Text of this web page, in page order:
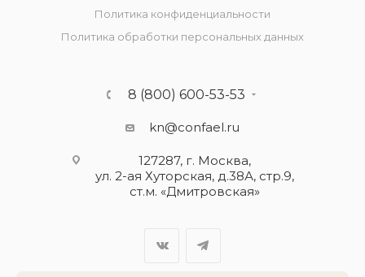
Политика конфиденциальности
Политика обработки персональных данных
8 (800) 600-53-53
kn@confael.ru
127287, г. Москва,
ул. 2-ая Хуторская, д.38А, стр.9,
ст.м. «Дмитровская»